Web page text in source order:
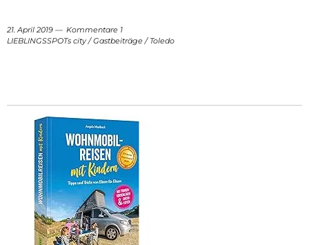
21. April 2019
Kommentare 1
LIEBLINGSSPOTs city/Gastbeiträge/ Toledo